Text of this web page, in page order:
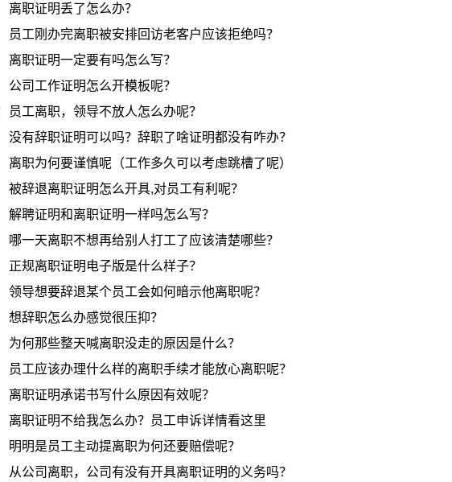
离职证明丢了怎么办？
员工刚办完离职被安排回访老客户应该拒绝吗？
离职证明一定要有吗怎么写？
公司工作证明怎么开模板呢？
员工离职，领导不放人怎么办呢？
没有辞职证明可以吗？辞职了啥证明都没有咋办？
离职为何要谨慎呢（工作多久可以考虑跳槽了呢）
被辞退离职证明怎么开具,对员工有利呢？
解聘证明和离职证明一样吗怎么写？
哪一天离职不想再给别人打工了应该清楚哪些？
正规离职证明电子版是什么样子？
领导想要辞退某个员工会如何暗示他离职呢？
想辞职怎么办感觉很压抑？
为何那些整天喊离职没走的原因是什么？
员工应该办理什么样的离职手续才能放心离职呢？
离职证明承诺书写什么原因有效呢？
离职证明不给我怎么办？员工申诉详情看这里
明明是员工主动提离职为何还要赔偿呢？
从公司离职，公司有没有开具离职证明的义务吗？